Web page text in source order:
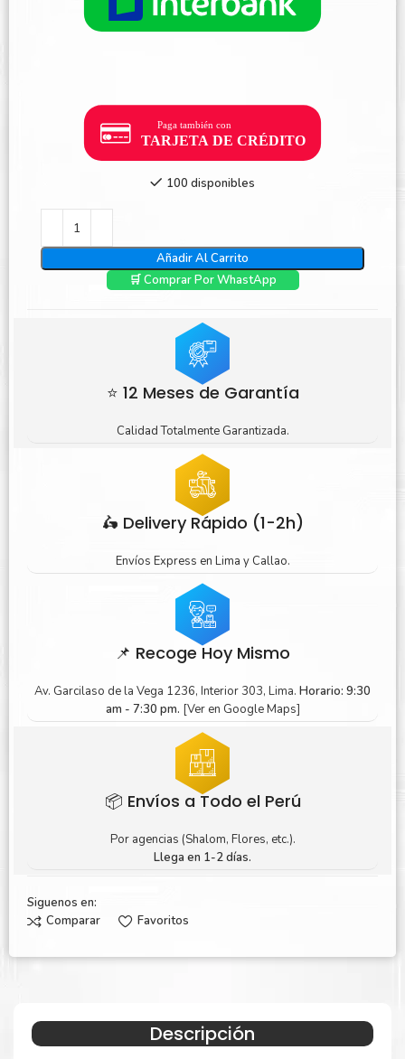
100 disponibles
Añadir Al Carrito
🛒 Comprar Por WhastApp
⭐ 12 Meses de Garantía
Calidad Totalmente Garantizada.
🛵 Delivery Rápido (1-2h)
Envíos Express en Lima y Callao.
📌 Recoge Hoy Mismo
Av. Garcilaso de la Vega 1236, Interior 303, Lima. Horario: 9:30
am - 7:30 pm. [Ver en Google Maps]
📦 Envíos a Todo el Perú
Por agencias (Shalom, Flores, etc.).
Llega en 1-2 días.
Siguenos en:
Comparar
Favoritos
Descripción